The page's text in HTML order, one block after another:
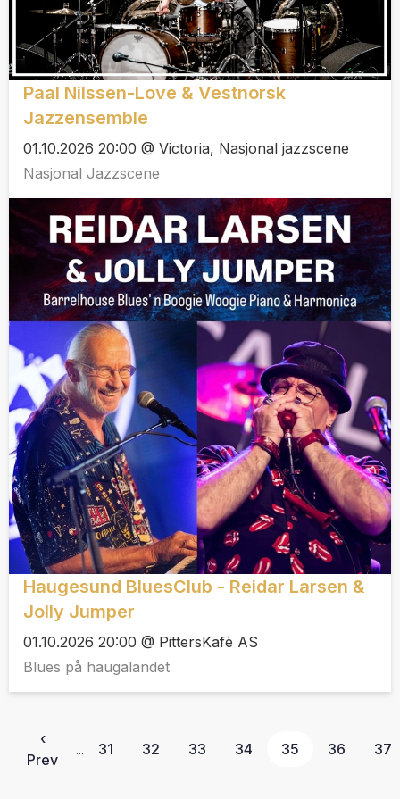
Paal Nilssen-Love & Vestnorsk
Jazzensemble
01.10.2026 20:00 @ Victoria, Nasjonal jazzscene
Nasjonal Jazzscene
Haugesund BluesClub - Reidar Larsen &
Jolly Jumper
01.10.2026 20:00 @ PittersKafè AS
Blues på haugalandet
‹
Prev
... 31 32 33 34 35 36 37